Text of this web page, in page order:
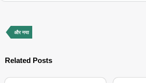
और नया
Related Posts